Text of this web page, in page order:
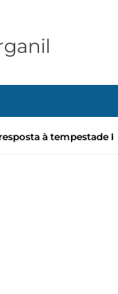
à tempestade